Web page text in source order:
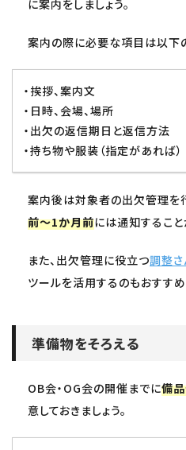
に案内をしましょう。
案内の際に必要な項目は以下
・挨拶、案内文
・日時、会場、場所
・出欠の返信期日と返信方法
・持ち物や服装（指定があれば）
案内後は対象者の出欠管理を
前〜1か月前には通知すること
また、出欠管理に役立つ調整さ
ツールを活用するのもおすすめ
準備物をそろえる
OB会・OG会の開催までに備
意しておきましょう。